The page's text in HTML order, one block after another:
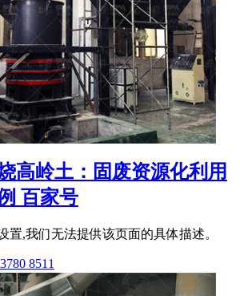
高岭土：固废资源化利用
百家号
置,我们无法提供该页面的具体描述。
8511